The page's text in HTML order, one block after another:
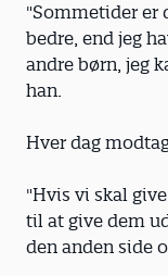
"Sommetider er
bedre, end jeg
andre børn, jeg
han.
Hver dag
"Hvis vi skal
til at give dem
den anden side